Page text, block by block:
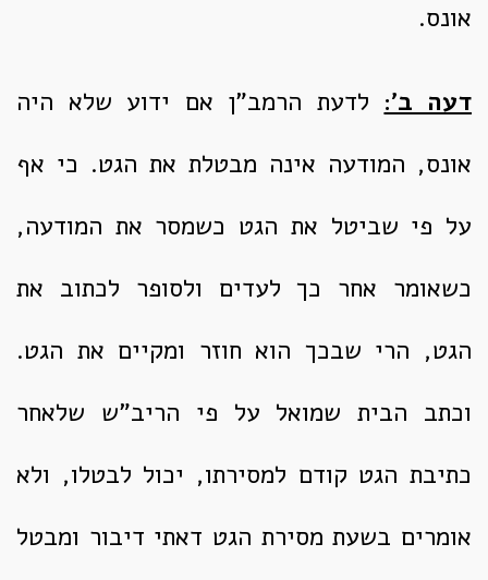
אונס.
דעה ב': לדעת הרמב"ן אם ידוע שלא היה
אונס, המודעה אינה מבטלת את הגט. כי אף
על פי שביטל את הגט כשמסר את המודעה,
כשאומר אחר כך לעדים ולסופר לכתוב את
הגט, הרי שבכך הוא חוזר ומקיים את הגט.
וכתב הבית שמואל על פי הריב"ש שלאחר
כתיבת הגט קודם למסירתו, יכול לבטלו, ולא
אומרים בשעת מסירת הגט דאתי דיבור ומבטל